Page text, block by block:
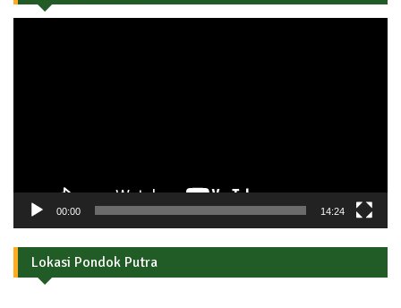
00:00 14:24
Lokasi Pondok Putra